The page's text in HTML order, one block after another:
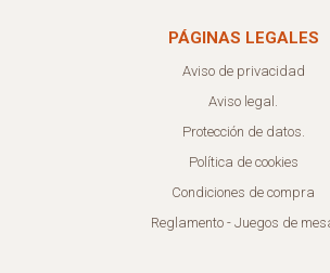
PÁGINAS LEGALES
Aviso de privacidad
Aviso legal.
Protección de datos.
Política de cookies
Condiciones de compra
Reglamento - Juegos de